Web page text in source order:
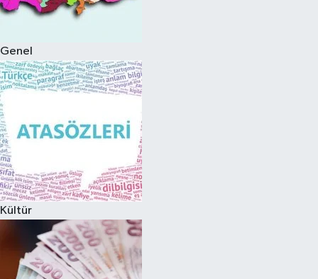
Genel
Kültür